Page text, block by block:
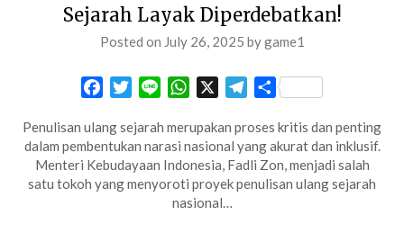
Sejarah Layak Diperdebatkan!
Posted on July 26, 2025 bygame1
FacebookTwitterLine WhatsApp Telegram
Share
Penulisan ulang sejarah merupakan proses kritis dan penting
dalam pembentukan narasi nasional yang akurat dan inklusif.
Menteri Kebudayaan Indonesia, Fadli Zon, menjadi salah
satu tokoh yang menyoroti proyek penulisan ulang sejarah
nasional…